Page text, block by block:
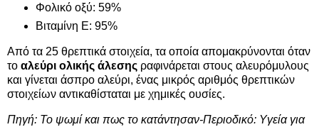
Φολικό οξύ: 59%
Βιταμίνη Ε: 95%
Από τα 25 θρεπτικά στοιχεία, τα οποία απομακρύνονται όταν
το αλεύρι ολικής άλεσης ραφινάρεται στους αλευρόμυλους
και γίνεται άσπρο αλεύρι, ένας μικρός αριθμός θρεπτικών
στοιχείων αντικαθίσταται με χημικές ουσίες.
Πηγή: Το ψωμί και πως το κατάντησαν-Περιοδικό: Υγεία για